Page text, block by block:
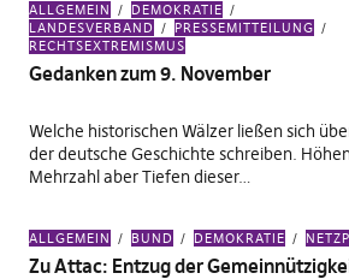
ALLGEMEIN
DEMOKRATIE
LANDESVERBAND
PRESSEMITTEILUNG
RECHTSEXTREMISMUS
Gedanken zum 9. November
Welche historischen Wälzer ließen sich
der deutsche Geschichte schreiben.
Mehrzahl aber Tiefen dieser…
ALLGEMEIN BUND DEMOKRATIE
Zu Attac: Entzug der